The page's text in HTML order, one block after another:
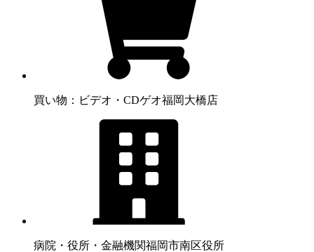
買い物：ビデオ・CDゲオ福岡大橋店
病院・役所・金融機関福岡市南区役所